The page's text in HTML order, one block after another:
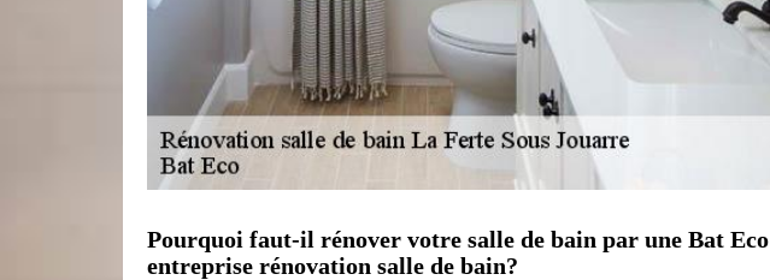
Pourquoi faut-il rénover votre salle de bain par une Bat Eco
entreprise rénovation salle de bain?